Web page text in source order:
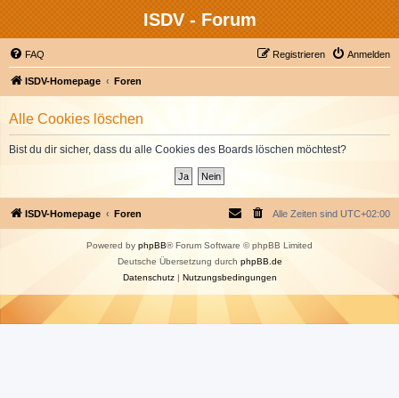
ISDV - Forum
FAQ Anmelden
Registrieren
ISDV-Homepage Foren
Alle Cookies löschen
Bist du dir sicher, dass du alle Cookies des Boards löschen möchtest?
ISDV-Homepage Foren Alle Zeiten sind UTC+02:00
Powered by phpBB® Forum Software © phpBB Limited
Deutsche Übersetzung durch phpBB.de
Datenschutz| Nutzungsbedingungen